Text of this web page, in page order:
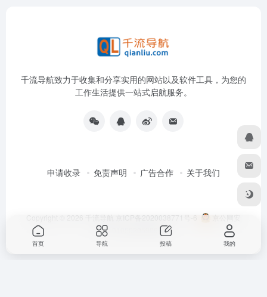
千流导航致力于收集和分享实用的网站以及软件工具，为您的
工作生活提供一站式启航服务。
申请收录 免责声明 广告合作 关于我们
Copyright © 2026 千流导航 京ICP备2020038771号-6
京公网安
备11010502059096号
首页 导航 投稿 我的